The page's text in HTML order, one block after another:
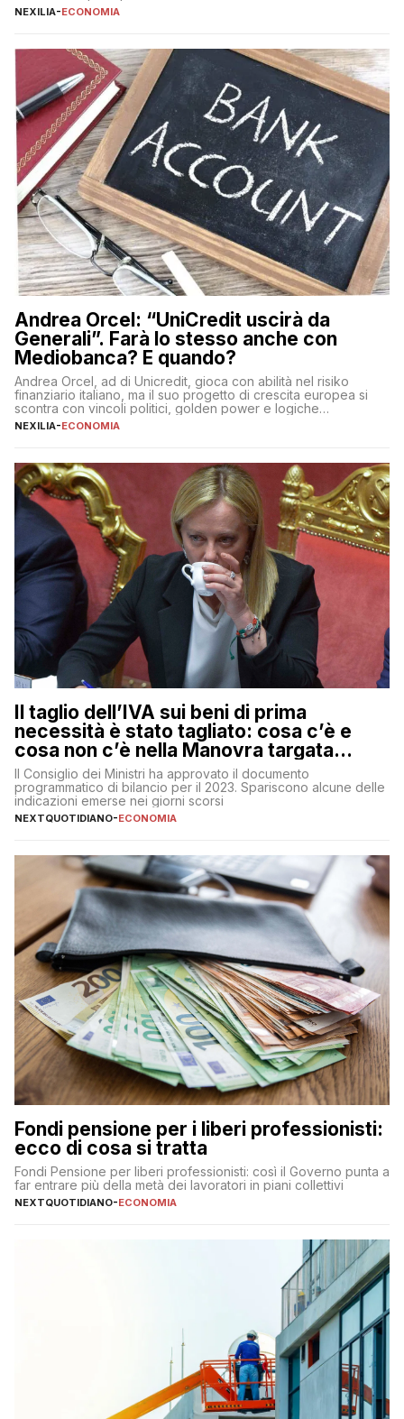
educazione finanziaria, che impedisce ad una larga parte della
sulle criptovalute: […]
NEXILIA-ECONOMIA
Andrea Orcel: “UniCredit uscirà da
Generali”. Farà lo stesso anche con
Mediobanca? E quando?
Andrea Orcel, ad di Unicredit, gioca con abilità nel risiko
finanziario italiano, ma il suo progetto di crescita europea si
scontra con vincoli politici, golden power e logiche
protezionistiche. Orcel e la mossa su Generali Andrea Orcel,
NEXILIA-ECONOMIA
Il taglio dell’IVA sui beni di prima
necessità è stato tagliato: cosa c’è e
cosa non c’è nella Manovra targata
Meloni
Il Consiglio dei Ministri ha approvato il documento
programmatico di bilancio per il 2023. Spariscono alcune delle
indicazioni emerse nei giorni scorsi
NEXTQUOTIDIANO-ECONOMIA
Fondi pensione per i liberi professionisti:
ecco di cosa si tratta
Fondi Pensione per liberi professionisti: così il Governo punta a
far entrare più della metà dei lavoratori in piani collettivi
NEXTQUOTIDIANO-ECONOMIA